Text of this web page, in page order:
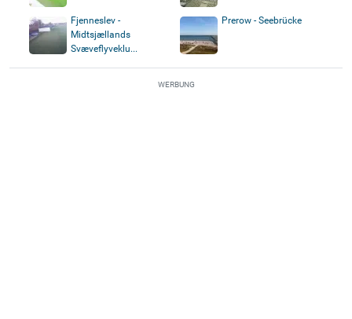
Fjenneslev -
Midtsjællands
Svæveflyveklu...
Prerow - Seebrücke
WERBUNG